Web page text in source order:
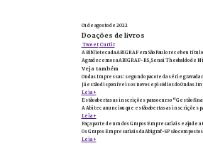
01 de agosto de 2022
Doações de livros
Tweet Curtir
A Biblioteca da ABIGRAF em São Paulo recebeu
Agradecemos a ABIGRAF-RS, Senai Theobaldo de
Veja também
Ondas Impressas: segundo pacote da série gravada
Já estão disponíveis os novos episódios do Ondas
Leia +
Estão abertas as inscrições para o curso “Gestão
A Abitec anunciou que estão abertas as inscrições
Leia +
Faça parte de um dos Grupos Empresariais e ajude
Os Grupos Empresariais da Abigraf-SP são
Leia +